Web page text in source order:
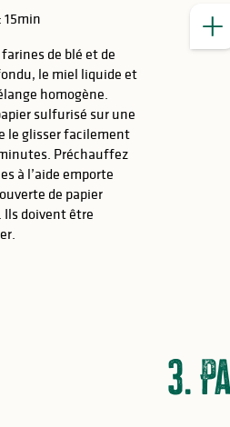
de blé et de
le miel liquide et
homogène.
sulfurisé sur une
le glisser facilement
Préchauffez
à l’aide emporte
de papier
doivent être
3.